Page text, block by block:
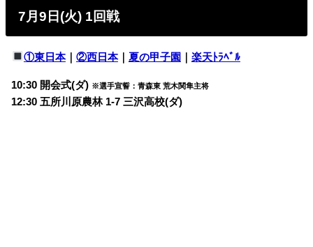
7月9日(火) 1回戦
①東日本｜ ②西日本｜ 夏の甲子園 ｜ 楽天ﾄﾗﾍﾞﾙ
10:30 開会式(ダ) ※選手宣誓：青森東 荒木関隼主将
12:30 五所川原農林 1-7 三沢高校(ダ)